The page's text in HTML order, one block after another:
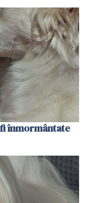
înmormântate